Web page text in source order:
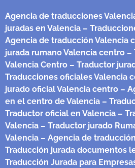
Agencia de traducciones
juradas en Valencia –
Agencia de traducción Valencia
jurada rumano Valencia centro –
Valencia Centro – Traductor
Traducciones oficiales Valencia
jurado oficial Valencia centro –
en el centro de Valencia –
Traductor oficial en Valencia –
Valencia – Traductor jurado
Valencia – Agencia de
Traducción jurada documentos
Traducción Jurada para